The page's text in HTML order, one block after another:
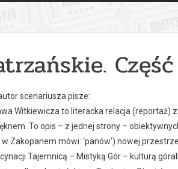
Część
scenariusza pisze:
Witkiewicza to literacka relacja (reportaż)
To opis – z jednej strony –
w Zakopanem mówi: ‘panów’) nowej
Tajemnicą – Mistyką Gór – kulturą